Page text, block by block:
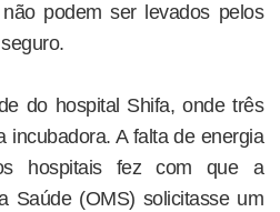
podem ser levados pelos
do hospital Shifa, onde três
incubadora. A falta de energia
hospitais fez com que a
Saúde (OMS) solicitasse um